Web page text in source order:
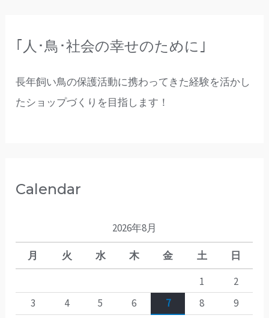
｢人･鳥･社会の幸せのために｣
長年飼い鳥の保護活動に携わってきた経験を活かし
たショップづくりを目指します！
Calendar
2026年8月
月 火 水 木 金 土
日
1
2
3
4 5 6 7 8
9